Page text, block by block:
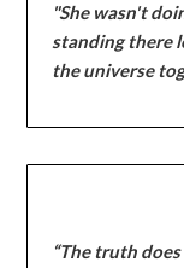
"She wasn't
standing there
the universe
“The truth